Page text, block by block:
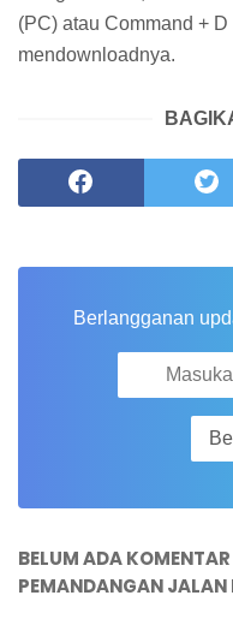
(PC) atau Command +
mendownloadnya.
Berlangganan
BELUM ADA
PEMANDANGAN JALAN